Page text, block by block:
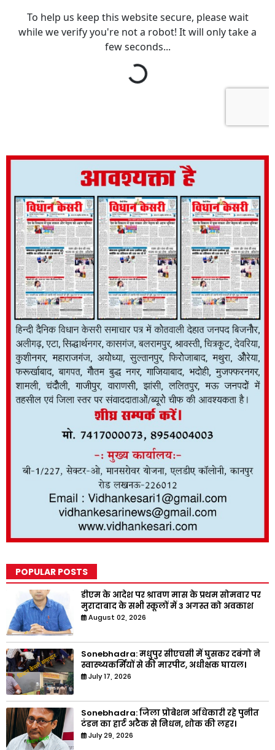
POPULAR POSTS
डीएम के आदेश पर श्रावण मास के प्रथम सोमवार पर
मुरादाबाद के सभी स्कूलों में 3 अगस्त को अवकाश
August 02, 2026
Sonebhadra: मधुपुर सीएचसी में घुसकर दबंगो ने
स्वास्थ्यकर्मियों से की मारपीट, अधीक्षक घायल।
July 17, 2026
Sonebhadra: जिला प्रोबेशन अधिकारी रहे पुनीत
टंडन का हार्ट अटैक से निधन, शोक की लहर।
July 29, 2026